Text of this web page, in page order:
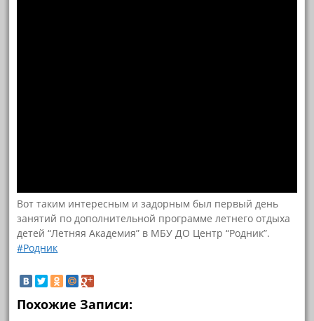
Вот таким интересным и задорным был первый день
занятий по дополнительной программе летнего отдыха
детей “Летняя Академия” в МБУ ДО Центр “Родник”.
#Родник
Похожие Записи: